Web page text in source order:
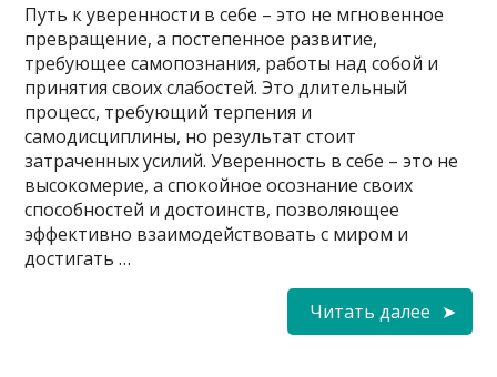
Путь к уверенности в себе – это не мгновенное
превращение, а постепенное развитие,
требующее самопознания, работы над собой и
принятия своих слабостей. Это длительный
процесс, требующий терпения и
самодисциплины, но результат стоит
затраченных усилий. Уверенность в себе – это не
высокомерие, а спокойное осознание своих
способностей и достоинств, позволяющее
эффективно взаимодействовать с миром и
достигать …
Читать далее